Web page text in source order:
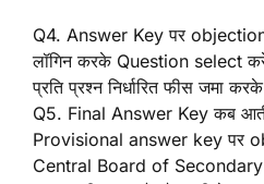
Q4. Answer Key पर
लॉगिन करके Question select
प्रति प्रश्न निर्धारित फीस जमा
Q5. Final Answer Key कब
Provisional answer key पर
Central Board of